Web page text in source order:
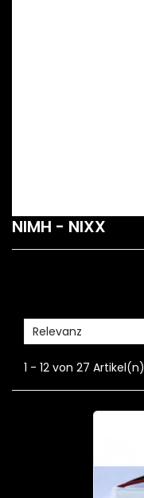
NIMH - NIXX
Relevanz
1 - 12 von 27 Artikel(n)